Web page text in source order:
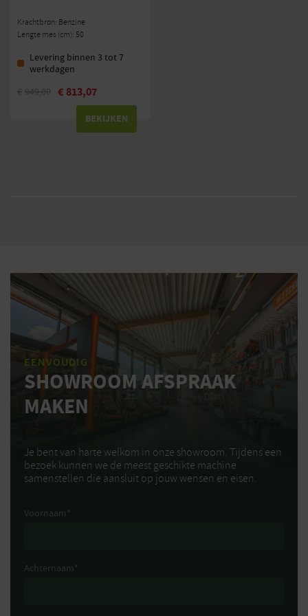
Krachtbron: Benzine
Lengte mes (cm): 50
Levering binnen 3 tot 7
werkdagen
€ 949,00 € 813,07
BEKIJKEN
EENVOUDIG
SHOWROOM AFSPRAAK
MAKEN
Je bent van harte welkom in onze showroom. Tijdens een
bezoek kunnen we de meest geschikte machine
samenstellen die aansluit op jouw wensen en eisen.
Voornaam *
Achternaam *